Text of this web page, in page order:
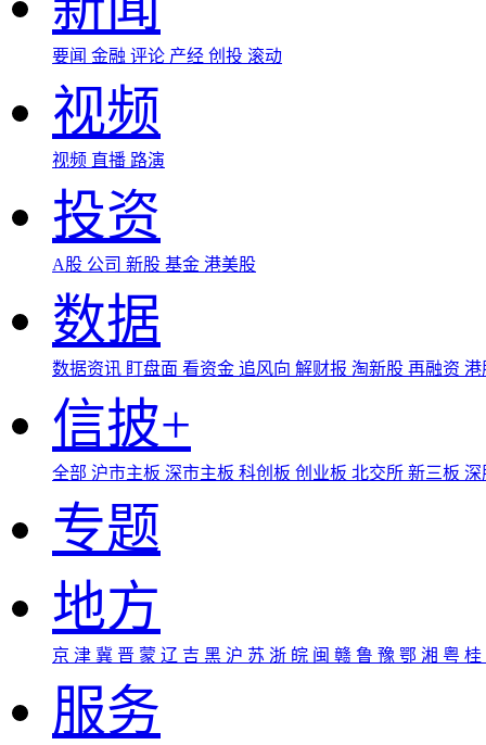
要闻 金融 评论 产经 创投 滚动
视频
视频 直播 路演
投资
A股 公司 新股 基金 港美股
数据
数据资讯 盯盘面 看资金 追风向 解财报 淘新股 再融资
信披+
全部 沪市主板 深市主板 科创板 创业板 北交所 新三板
专题
地方
京 津 冀 晋 蒙 辽 吉 黑 沪 苏 浙 皖 闽 赣 鲁 豫 鄂 湘 粤 桂
服务